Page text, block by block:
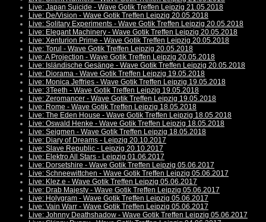
Live: Japan Suicide - Wave Gotik Treffen Leipzig 21.05.2018
Live: De/Vision - Wave Gotik Treffen Leipzig 20.05.2018
Live: Solitary Experiments - Wave Gotik Treffen Leipzig 20.05.2018
Live: Elegant Machinery - Wave Gotik Treffen Leipzig 20.05.2018
Live: Xenturion Prime - Wave Gotik Treffen Leipzig 20.05.2018
Live: Torul - Wave Gotik Treffen Leipzig 20.05.2018
Live: A Projection - Wave Gotik Treffen Leipzig 20.05.2018
Live: Isländische Gesänge - Wave Gotik Treffen Leipzig 20.05.2018
Live: Diorama - Wave Gotik Treffen Leipzig 19.05.2018
Live: Monica Jeffries - Wave Gotik Treffen Leipzig 19.05.2018
Live: 3Teeth - Wave Gotik Treffen Leipzig 19.05.2018
Live: Zeromancer - Wave Gotik Treffen Leipzig 19.05.2018
Live: Rome - Wave Gotik Treffen Leipzig 18.05.2018
Live: The Eden House - Wave Gotik Treffen Leipzig 18.05.2018
Live: Oswald Henke - Wave Gotik Treffen Leipzig 18.05.2018
Live: Seigmen - Wave Gotik Treffen Leipzig 18.05.2018
Live: Diary of Dreams - Leipzig 20.10.2017
Live: Slave Republic - Leipzig 20.10.2017
Live: Elektro All Stars - Leipzig 01.06.2017
Live: Dorsetshire - Wave Gotik Treffen Leipzig 05.06.2017
Live: Schneewittchen - Wave Gotik Treffen Leipzig 05.06.2017
Live: Klez.e - Wave Gotik Treffen Leipzig 05.06.2017
Live: Drab Majesty - Wave Gotik Treffen Leipzig 05.06.2017
Live: Holygram - Wave Gotik Treffen Leipzig 05.06.2017
Live: Vain Warr - Wave Gotik Treffen Leipzig 05.06.2017
Live: Johnny Deathshadow - Wave Gotik Treffen Leipzig 05.06.2017